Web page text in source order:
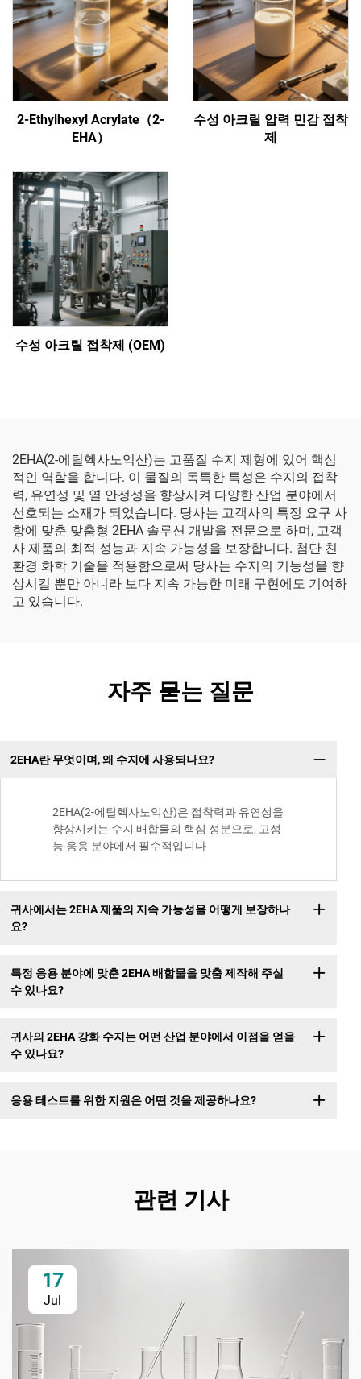
2-Ethylhexyl Acrylate（2-
EHA）
수성 아크릴 압력 민감 접착
제
수성 아크릴 접착제 (OEM)
2EHA(2-에틸헥사노익산)는 고품질 수지 제형에 있어 핵심
적인 역할을 합니다. 이 물질의 독특한 특성은 수지의 접착
력, 유연성 및 열 안정성을 향상시켜 다양한 산업 분야에서
선호되는 소재가 되었습니다. 당사는 고객사의 특정 요구 사
항에 맞춘 맞춤형 2EHA 솔루션 개발을 전문으로 하며, 고객
사 제품의 최적 성능과 지속 가능성을 보장합니다. 첨단 친
환경 화학 기술을 적용함으로써 당사는 수지의 기능성을 향
상시킬 뿐만 아니라 보다 지속 가능한 미래 구현에도 기여하
고 있습니다.
자주 묻는 질문
2EHA란 무엇이며, 왜 수지에 사용되나요?
2EHA(2-에틸헥사노익산)은 접착력과 유연성을
향상시키는 수지 배합물의 핵심 성분으로, 고성
능 응용 분야에서 필수적입니다
귀사에서는 2EHA 제품의 지속 가능성을 어떻게 보장하나
요?
특정 응용 분야에 맞춘 2EHA 배합물을 맞춤 제작해 주실
수 있나요?
귀사의 2EHA 강화 수지는 어떤 산업 분야에서 이점을 얻을
수 있나요?
응용 테스트를 위한 지원은 어떤 것을 제공하나요?
관련 기사
17
Jul